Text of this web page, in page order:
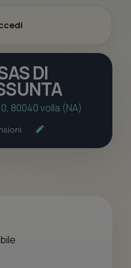
DI
80040 volla (NA)